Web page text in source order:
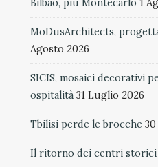
Bilbao, più Montecarlo 1
MoDusArchitects,
Agosto 2026
SICIS, mosaici decorativi
ospitalità 31 Luglio 2026
Tbilisi perde le brocche
Il ritorno dei centri storici